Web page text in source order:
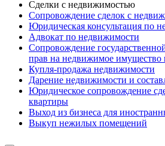
Сделки с недвижимостью
Сопровождение сделок с
Юридическая консультация по
Адвокат по недвижимости
Сопровождение
прав на недвижимое имущество
Купля-продажа недвижимости
Дарение недвижимости и
Юридическое сопровождение
квартиры
Выход из бизнеса для
Выкуп нежилых помещений